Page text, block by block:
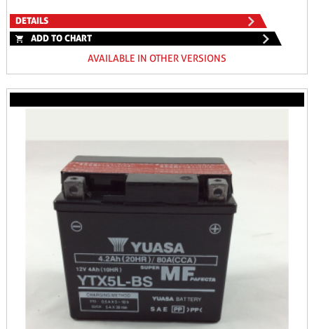
DETAILS
ADD TO CHART
AVAILABLE IN OTHER VERSIONS